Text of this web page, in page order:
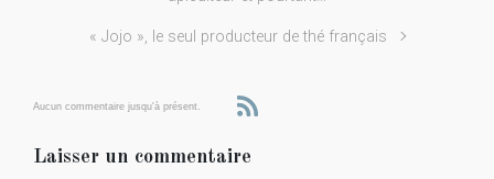
« Jojo », le seul producteur de thé français
Aucun commentaire jusqu'à présent.
Laisser un commentaire